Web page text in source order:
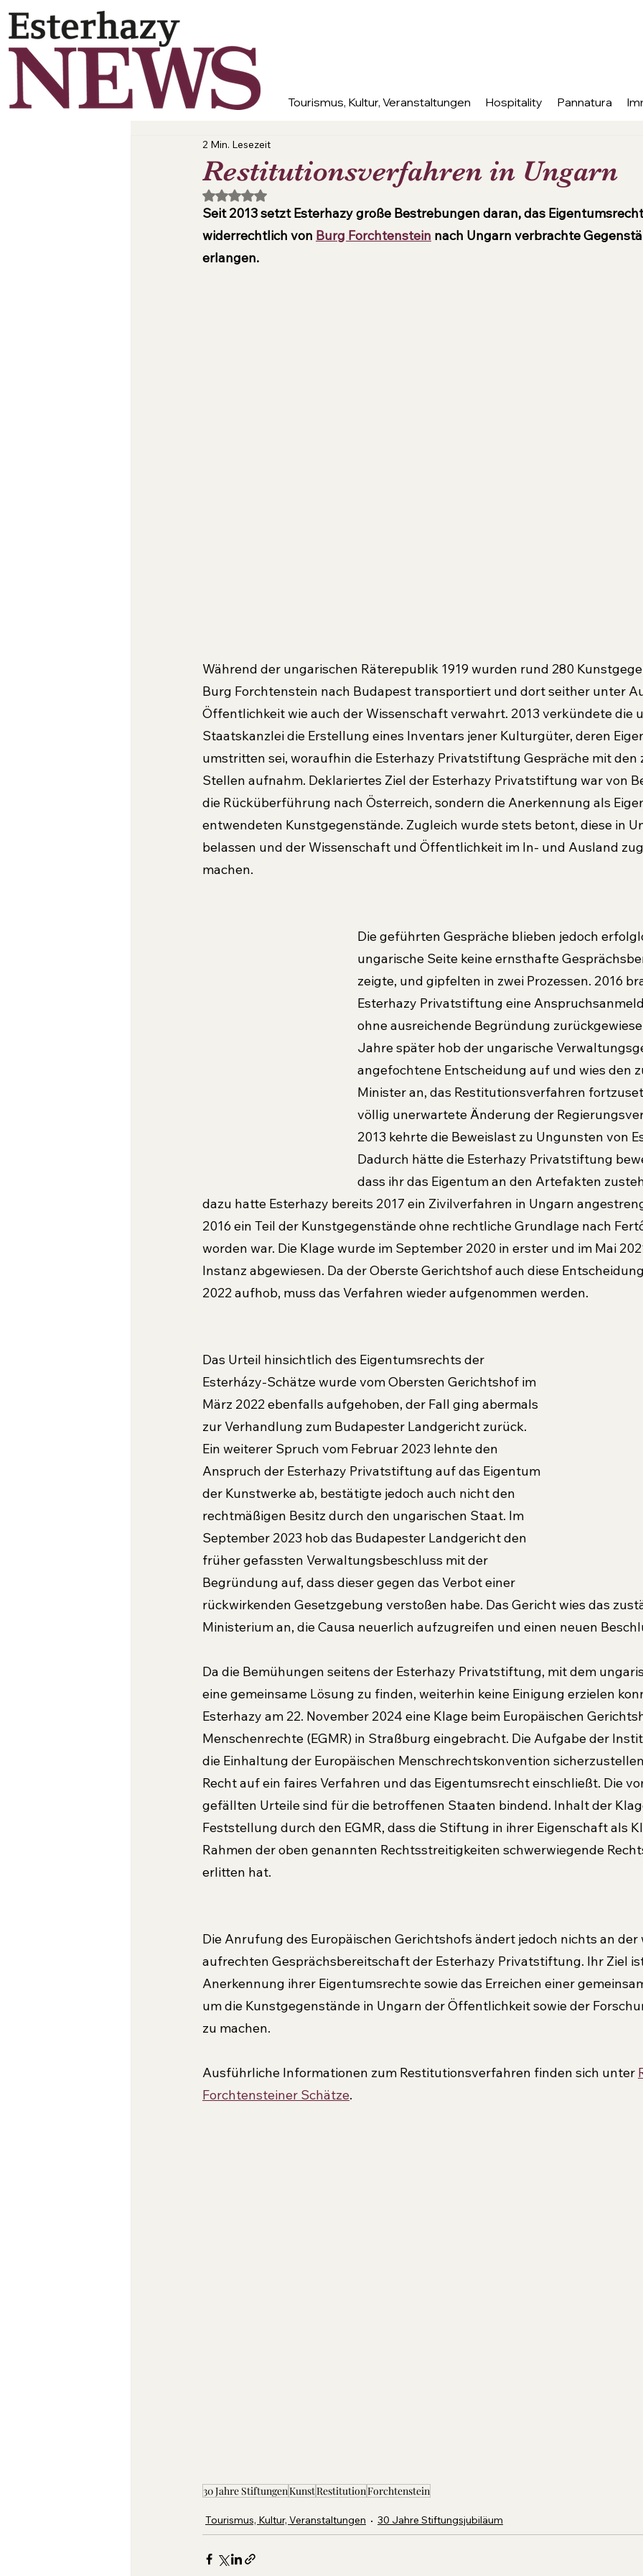
Tourismus, Kultur, Veranstaltungen Hospitality Pannatura
Restitutionsverfahren in Ungarn
2 Min. Lesezeit
Mit NaN von 5 Sternen bewertet.
Seit 2013 setzt Esterhazy große Bestrebungen daran, das
widerrechtlich von Burg Forchtenstein nach Ungarn verbrachte
erlangen.
Während der ungarischen Räterepublik 1919 wurden rund 280
Burg Forchtenstein nach Budapest transportiert und dort seither unter
Öffentlichkeit wie auch der Wis­senschaft verwahrt. 2013 verkündete die
Staatskanzlei die Erstellung eines Inventars jener Kulturgüter, deren
umstrit­ten sei, woraufhin die Esterhazy Privatstiftung Gespräche mit den
Stellen aufnahm. Deklariertes Ziel der Esterhazy Privatstiftung war von
die Rücküberführung nach Österreich, sondern die Anerkennung als
entwendeten Kunstgegenstände. Zugleich wurde stets betont, diese in
belassen und der Wissenschaft und Öffentlichkeit im In- und Ausland
machen.
Die geführten Gespräche blieben jedoch
ungarische Seite keine ernsthafte
zeigte, und gipfelten in zwei Prozessen. 2016
Esterhazy Privatstif­tung eine
ohne ausreichende Begründung
Jahre später hob der ungarische
angefochtene Entscheidung auf und wies den
Minister an, das Restitutionsverfahren
völlig unerwartete Änderung der
2013 kehrte die Beweislast zu Ungunsten von
Dadurch hätte die Esterhazy Privatstiftung
dass ihr das Ei­gentum an den Artefakten
dazu hatte Esterhazy bereits 2017 ein Zivilverfahren in Ungarn
2016 ein Teil der Kunstgegenstände ohne rechtliche Grundlage nach
worden war. Die Klage wur­de im September 2020 in erster und im Mai
Instanz abgewiesen. Da der Oberste Ge­richtshof auch diese
2022 aufhob, muss das Verfahren wieder aufgenommen werden.
Das Urteil hinsichtlich des Eigentumsrechts der
Esterházy-Schätze wurde vom Obersten Gerichts­hof im
März 2022 ebenfalls aufgehoben, der Fall ging abermals
zur Verhandlung zum Budapester Landgericht zurück.
Ein weiterer Spruch vom Februar 2023 lehnte den
Anspruch der Esterhazy Privatstiftung auf das Eigentum
der Kunstwerke ab, bestätigte jedoch auch nicht den
rechtmä­ßigen Besitz durch den ungarischen Staat. Im
September 2023 hob das Budapester Landge­richt den
früher gefassten Verwaltungsbeschluss mit der
Begründung auf, dass dieser gegen das Verbot einer
rückwirkenden Gesetzgebung ver­stoßen habe. Das Gericht wies das
Ministerium an, die Causa neuerlich aufzugreifen und einen neuen
Da die Bemühungen seitens der Esterhazy Privatstiftung, mit dem
eine gemeinsame Lösung zu finden, weiterhin keine Einigung erzielen
Esterhazy am 22. November 2024 eine Klage beim Europäischen
Menschenrechte (EGMR) in Straßburg eingebracht. Die Aufgabe der
die Einhaltung der Europäischen Menschrechtskonvention
Recht auf ein faires Verfahren und das Eigentumsrecht einschließt. Die
gefällten Urteile sind für die betroffenen Staaten bindend. Inhalt der
Feststellung durch den EGMR, dass die Stiftung in ihrer Eigenschaft als
Rahmen der oben genannten Rechtsstreitigkeiten schwerwiegende
erlitten hat.
Die Anrufung des Europäischen Gerichtshofs ändert jedoch nichts an der
aufrechten Gesprächsbereitschaft der Esterhazy Privatstiftung. Ihr Ziel
Anerkennung ihrer Eigentumsrechte sowie das Erreichen einer
um die Kunstgegenstände in Ungarn der Öffentlichkeit sowie der
zu machen.
Ausführliche Informationen zum Restitutionsverfahren finden sich unter
Forchtensteiner Schätze.
30 Jahre StiftungenKunstRestitutionForchtenstein
Tourismus, Kultur, Veranstaltungen 30 Jahre Stiftungsjubiläum